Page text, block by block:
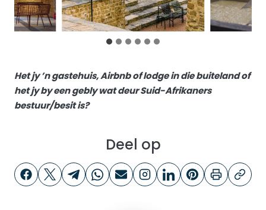
Het jy ’n gastehuis, Airbnb of lodge in die buiteland of
het jy by een gebly wat deur Suid-Afrikaners
bestuur/besit is?
Deel op